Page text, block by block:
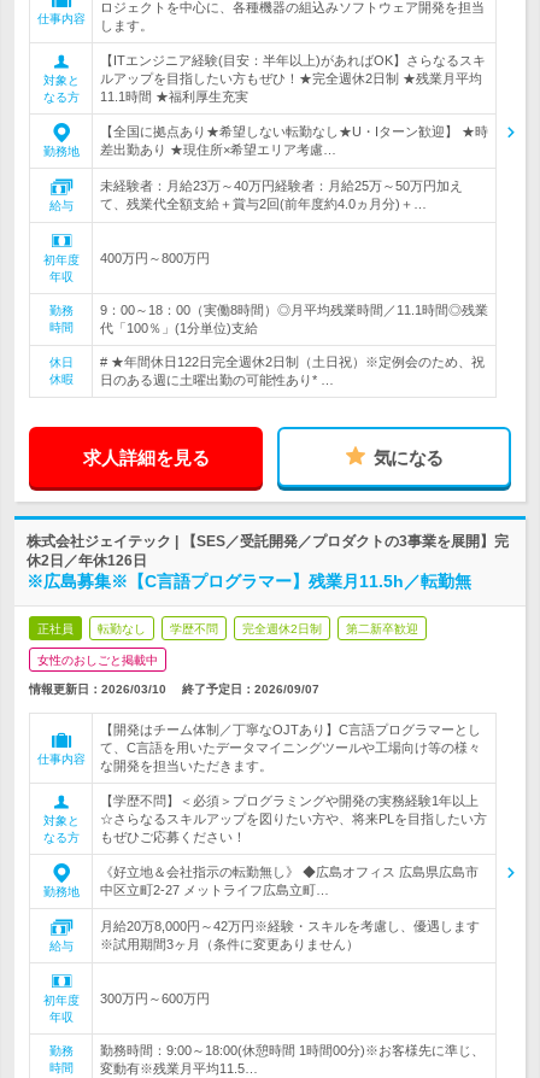
仕事内容
ロジェクトを中心に、各種機器の組込みソフトウェア開発を担当
します。
対象と
なる方
【ITエンジニア経験(目安：半年以上)があればOK】さらなるスキ
ルアップを目指したい方もぜひ！★完全週休2日制 ★残業月平均
11.1時間 ★福利厚生充実
勤務地
【全国に拠点あり★希望しない転勤なし★U・Iターン歓迎】 ★時
差出勤あり ★現住所×希望エリア考慮…
給与
未経験者：月給23万～40万円経験者：月給25万～50万円加え
て、残業代全額支給＋賞与2回(前年度約4.0ヵ月分)＋…
初年度
年収
400万円～800万円
勤務
時間
9：00～18：00（実働8時間）◎月平均残業時間／11.1時間◎残業
代「100％」(1分単位)支給
休日
休暇
# ★年間休日122日完全週休2日制（土日祝）※定例会のため、祝
日のある週に土曜出勤の可能性あり* …
求人詳細を見る 気になる
株式会社ジェイテック | 【SES／受託開発／プロダクトの3事業を展開】完
休2日／年休126日
※広島募集※【C言語プログラマー】残業月11.5h／転勤無
正社員 転勤なし 学歴不問 完全週休2日制 第二新卒歓迎
女性のおしごと掲載中
情報更新日：2026/03/10 終了予定日： 2026/09/07
仕事内容
【開発はチーム体制／丁寧なOJTあり】C言語プログラマーとし
て、C言語を用いたデータマイニングツールや工場向け等の様々
な開発を担当いただきます。
対象と
なる方
【学歴不問】＜必須＞プログラミングや開発の実務経験1年以上
☆さらなるスキルアップを図りたい方や、将来PLを目指したい方
もぜひご応募ください！
勤務地
《好立地＆会社指示の転勤無し》 ◆広島オフィス 広島県広島市
中区立町2-27 メットライフ広島立町…
給与
月給20万8,000円～42万円※経験・スキルを考慮し、優遇します
※試用期間3ヶ月（条件に変更ありません）
初年度
年収
300万円～600万円
勤務
時間
勤務時間：9:00～18:00(休憩時間 1時間00分)※お客様先に準じ、
変動有※残業月平均11.5…